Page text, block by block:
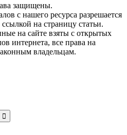
защищены.
с нашего ресурса разрешается
на страницу статьи.
на сайте взяты с открытых
интернета, все права на
владельцам.